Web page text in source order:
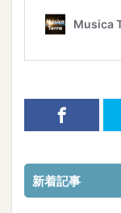
新着記事